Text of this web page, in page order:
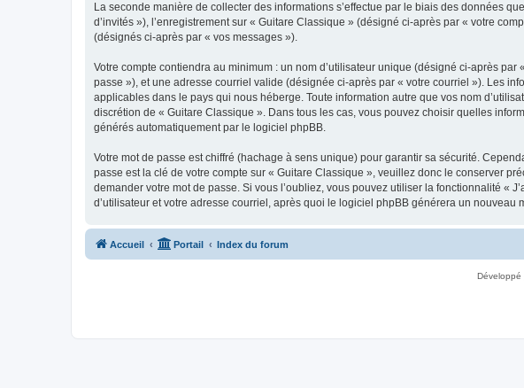
La seconde manière de collecter des informations s’effectue par le biais des données
d’invités »), l’enregistrement sur « Guitare Classique » (désigné ci-après par « votre
(désignés ci-après par « vos messages »).
Votre compte contiendra au minimum : un nom d’utilisateur unique (désigné ci-après
passe »), et une adresse courriel valide (désignée ci-après par « votre courriel »). Les
applicables dans le pays qui nous héberge. Toute information autre que vos nom
discrétion de « Guitare Classique ». Dans tous les cas, vous pouvez choisir quelles
générés automatiquement par le logiciel phpBB.
Votre mot de passe est chiffré (hachage à sens unique) pour garantir sa sécurité.
passe est la clé de votre compte sur « Guitare Classique », veuillez donc le conserver
demander votre mot de passe. Si vous l’oubliez, vous pouvez utiliser la fonctionnalité «
d’utilisateur et votre adresse courriel, après quoi le logiciel phpBB générera un nouveau
Accueil Portail Index du forum
Développé